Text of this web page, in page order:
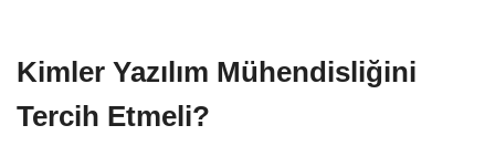
Kimler Yazılım Mühendisliğini
Tercih Etmeli?